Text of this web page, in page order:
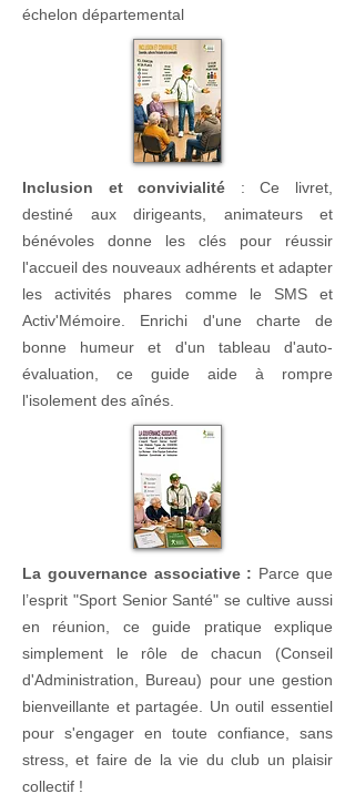
échelon départemental
Inclusion et convivialité :Ce livret,
destiné aux dirigeants, animateurs et
bénévoles donne les clés pour réussir
l'accueil des nouveaux adhérents et adapter
les activités phares comme le SMS et
Activ'Mémoire. Enrichi d'une charte de
bonne humeur et d'un tableau d'auto-
évaluation, ce guide aide à rompre
l'isolement des aînés.
La gouvernance associative : Parce que
l’esprit "Sport Senior Santé" se cultive aussi
en réunion, ce guide pratique explique
simplement le rôle de chacun (Conseil
d'Administration, Bureau) pour une gestion
bienveillante et partagée. Un outil essentiel
pour s'engager en toute confiance, sans
stress, et faire de la vie du club un plaisir
collectif !